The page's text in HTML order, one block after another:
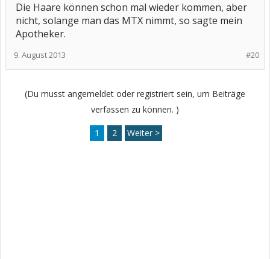
Die Haare können schon mal wieder kommen, aber
nicht, solange man das MTX nimmt, so sagte mein
Apotheker.
#20
9. August 2013
(Du musst angemeldet oder registriert sein, um Beiträge
verfassen zu können. )
1 2 Weiter >